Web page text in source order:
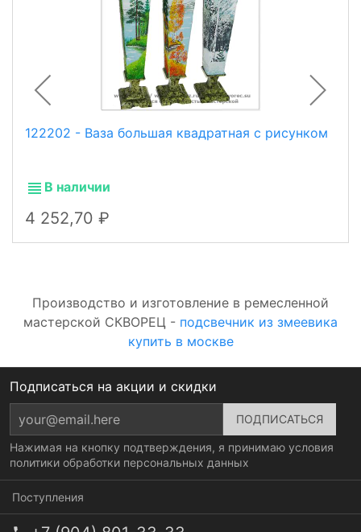
122202 - Ваза большая квадратная с рисунком
В наличии
4 252,70
Производство и изготовление в ремесленной
мастерской СКВОРЕЦ - подсвечник из змеевика
купить в москве
Подписаться на акции и скидки
Нажимая на кнопку подтверждения, я принимаю условия
политики обработки персональных данных
Поступления